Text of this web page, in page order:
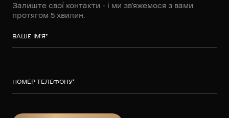
Залиште свої контакти - і ми зв’яжемося з вами
протягом 5 хвилин.
ВАШЕ ІМ’Я*
НОМЕР ТЕЛЕФОНУ*